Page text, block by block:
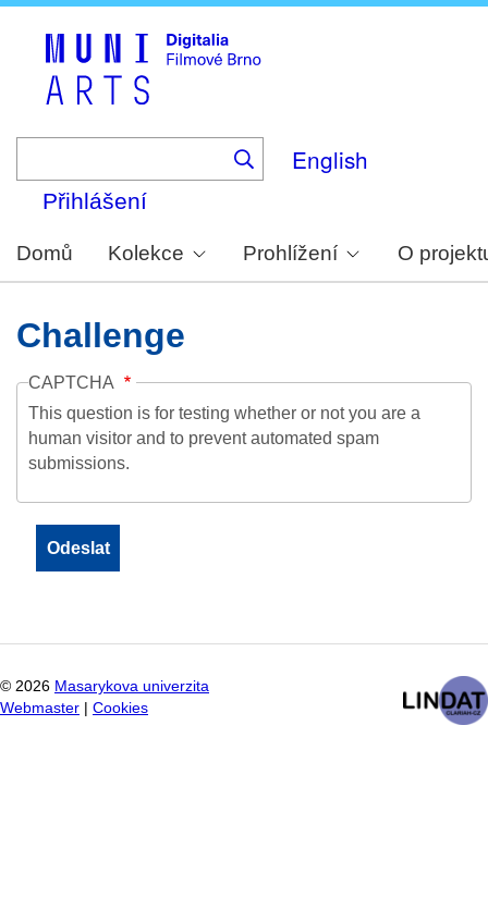
English
Přihlášení
Domů Kolekce Prohlížení O
Challenge
CAPTCHA
This question is for testing whether or not you are a
human visitor and to prevent automated spam
submissions.
© 2026 Masarykova univerzita
Webmaster
Cookies